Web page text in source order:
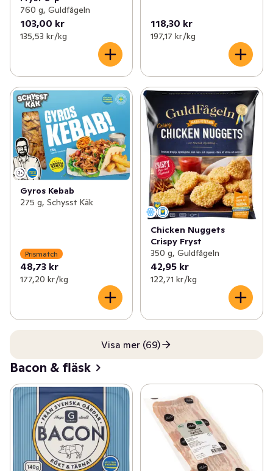
760 g, Guldfågeln
103,00 kr
135,53 kr /kg
118,30 kr
197,17 kr /kg
Gyros Kebab
275 g, Schysst Käk
Prismatch
48,73 kr
177,20 kr /kg
Chicken Nuggets
Crispy Fryst
350 g, Guldfågeln
42,95 kr
122,71 kr /kg
Visa mer (69)
Bacon & fläsk